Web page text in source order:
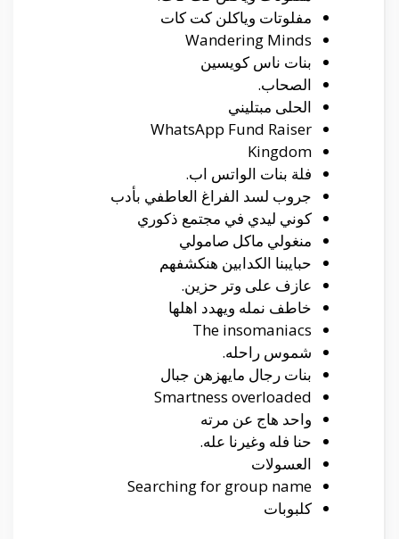
مفلوتات وياكلن كت كات
Wandering Minds
بنات ناس كويسين
الصحاب.
الحلى مبتليني
WhatsApp Fund Raiser
Kingdom
فلة بنات الواتس اب.
جروب لسد الفراغ العاطفي بأدب
كوني ليدي في مجتمع ذكوري
منغولي ماكل صامولي
حبايبنا الكدابين هنكشفهم
عازف على وتر حزين.
خاطف نمله ويهدد اهلها
The insomaniacs
شموس راحله.
بنات رجال مايهزهن جبال
Smartness overloaded
واحد هاج عن مرته
حنا فله وغيرنا عله.
العسولات
Searching for group name
كلبوبات